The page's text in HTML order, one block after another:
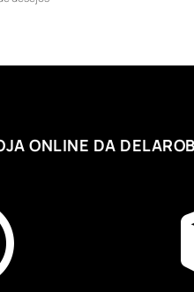
ONLINE DA